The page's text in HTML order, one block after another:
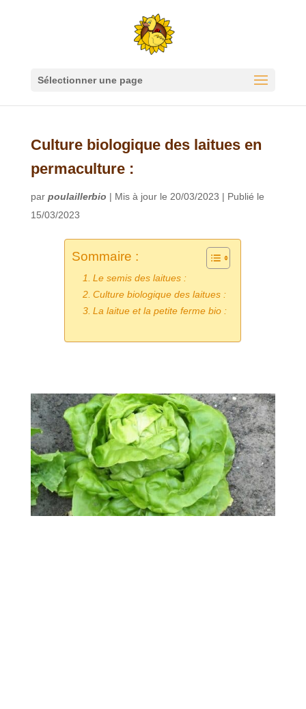
Sélectionner une page
Culture biologique des laitues en
permaculture :
par poulaillerbio | Mis à jour le 20/03/2023 | Publié le
15/03/2023
Sommaire :
Le semis des laitues :
Culture biologique des laitues :
La laitue et la petite ferme bio :